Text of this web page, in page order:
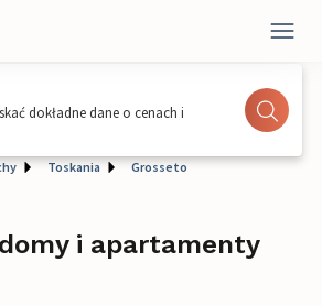
dokładne dane o cenach i
Toskania Grosseto
i apartamenty